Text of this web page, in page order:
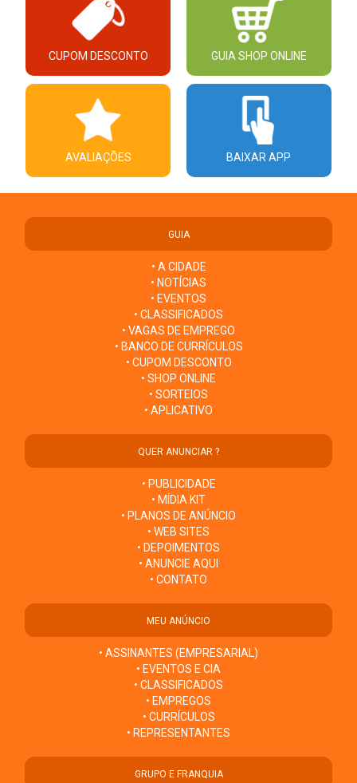
CUPOM DESCONTO GUIA SHOP ONLINE
AVALIAÇÕES BAIXAR APP
GUIA
• A CIDADE
• NOTÍCIAS
• EVENTOS
• CLASSIFICADOS
• VAGAS DE EMPREGO
• BANCO DE CURRÍCULOS
• CUPOM DESCONTO
• SHOP ONLINE
• SORTEIOS
• APLICATIVO
QUER ANUNCIAR ?
• PUBLICIDADE
• MÍDIA KIT
• PLANOS DE ANÚNCIO
• WEB SITES
• DEPOIMENTOS
• ANUNCIE AQUI
• CONTATO
MEU ANÚNCIO
• ASSINANTES (EMPRESARIAL)
• EVENTOS E CIA
• CLASSIFICADOS
• EMPREGOS
• CURRÍCULOS
• REPRESENTANTES
GRUPO E FRANQUIA